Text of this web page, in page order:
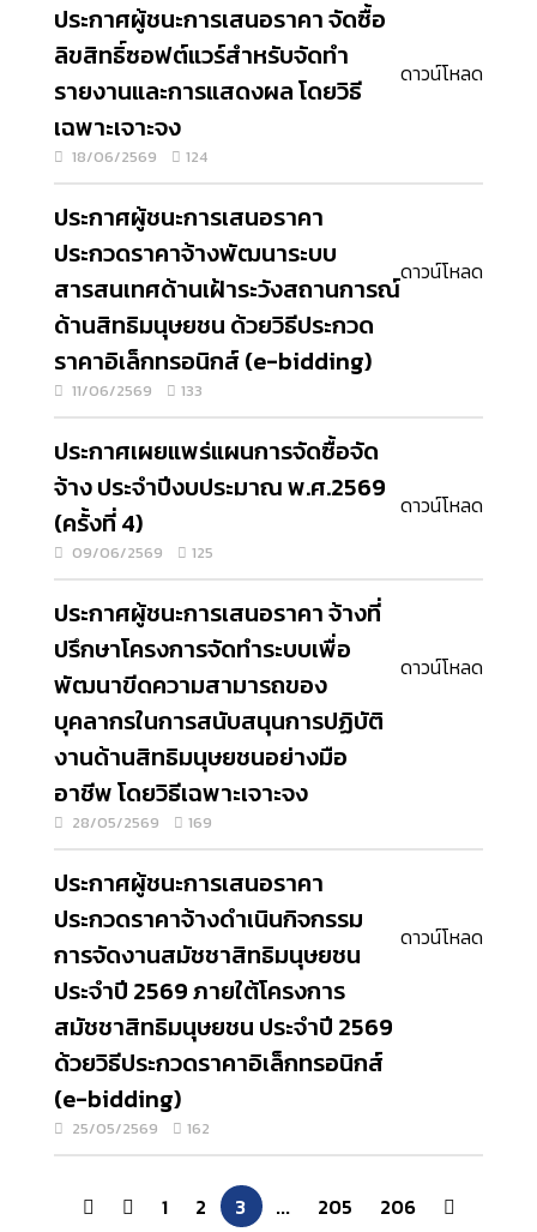
ประกาศผู้ชนะการเสนอราคา จัดซื้อ
ลิขสิทธิ์ซอฟต์แวร์สำหรับจัดทำ
รายงานและการแสดงผล โดยวิธี
เฉพาะเจาะจง
18/06/2569 124
ดาวน์โหลด
ประกาศผู้ชนะการเสนอราคา
ประกวดราคาจ้างพัฒนาระบบ
สารสนเทศด้านเฝ้าระวังสถานการณ์
ด้านสิทธิมนุษยชน ด้วยวิธีประกวด
ราคาอิเล็กทรอนิกส์ (e-bidding)
11/06/2569 133
ดาวน์โหลด
ประกาศเผยแพร่แผนการจัดซื้อจัด
จ้าง ประจำปีงบประมาณ พ.ศ.2569
(ครั้งที่ 4)
09/06/2569 125
ดาวน์โหลด
ประกาศผู้ชนะการเสนอราคา จ้างที่
ปรึกษาโครงการจัดทำระบบเพื่อ
พัฒนาขีดความสามารถของ
บุคลากรในการสนับสนุนการปฏิบัติ
งานด้านสิทธิมนุษยชนอย่างมือ
อาชีพ โดยวิธีเฉพาะเจาะจง
28/05/2569 169
ดาวน์โหลด
ประกาศผู้ชนะการเสนอราคา
ประกวดราคาจ้างดำเนินกิจกรรม
การจัดงานสมัชชาสิทธิมนุษยชน
ประจำปี 2569 ภายใต้โครงการ
สมัชชาสิทธิมนุษยชน ประจำปี 2569
ด้วยวิธีประกวดราคาอิเล็กทรอนิกส์
(e-bidding)
25/05/2569 162
ดาวน์โหลด
1 2 3 ... 205 206